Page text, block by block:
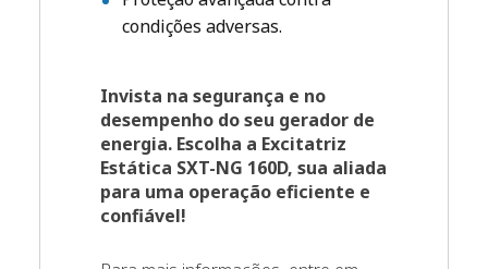
condições adversas.
Invista na segurança e no
desempenho do seu gerador de
energia. Escolha a Excitatriz
Estática SXT-NG 160D, sua aliada
para uma operação eficiente e
confiável!